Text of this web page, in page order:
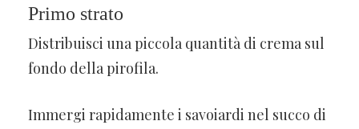
Primo strato
Distribuisci una piccola quantità di crema sul
fondo della pirofila.
Immergi rapidamente i savoiardi nel succo di